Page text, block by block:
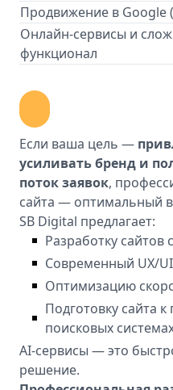
Продвижение в Google
Онлайн-сервисы и
функционал
Если ваша цель —
усиливать бренд и
поток заявок,
сайта — оптимальный
SB Digital предлагает:
Разработку сайтов
Современный UX/
Оптимизацию
Подготовку сайта
поисковых
AI-сервисы — это
решение.